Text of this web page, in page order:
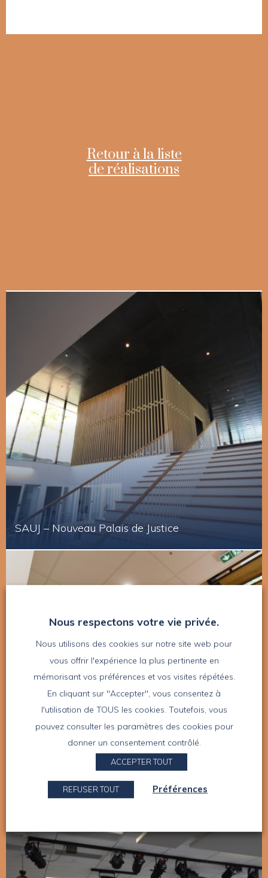
Retour à la liste
de réalisations
SAUJ – Nouveau Palais de Justice
Hello Linea
Nous respectons votre vie privée.
Nous utilisons des cookies sur notre site web pour
vous offrir l'expérience la plus pertinente en
mémorisant vos préférences et vos visites répétées.
En cliquant sur "Accepter", vous consentez à
l'utilisation de TOUS les cookies. Toutefois, vous
pouvez consulter les paramètres des cookies pour
donner un consentement contrôlé.
ACCEPTER TOUT
REFUSER TOUT Préférences